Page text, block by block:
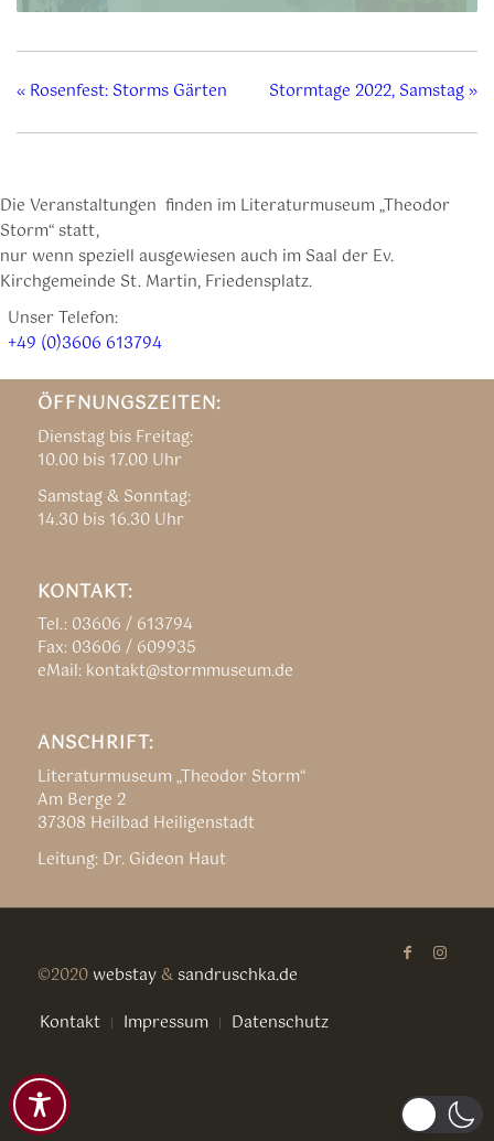
« Rosenfest: Storms Gärten Stormtage 2022, Samstag»
Die Veranstaltungen finden im Literaturmuseum „Theodor
Storm“ statt,
nur wenn speziell ausgewiesen auch im Saal der Ev.
Kirchgemeinde St. Martin, Friedensplatz.
Unser Telefon:
+49 (0)3606 613794
ÖFFNUNGSZEITEN:
Dienstag bis Freitag:
10.00 bis 17.00 Uhr
Samstag & Sonntag:
14.30 bis 16.30 Uhr
KONTAKT:
Tel.: 03606 / 613794
Fax: 03606 / 609935
eMail: kontakt@stormmuseum.de
ANSCHRIFT:
Literaturmuseum „Theodor Storm“
Am Berge 2
37308 Heilbad Heiligenstadt
Leitung: Dr. Gideon Haut
©2020 webstay&sandruschka.de
Kontakt
Impressum Datenschutz